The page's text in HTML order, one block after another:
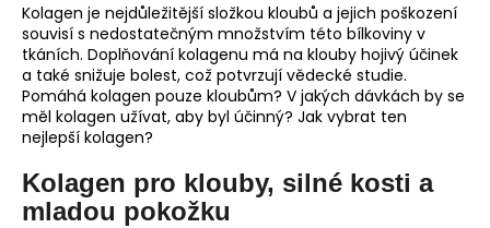
Kolagen je nejdůležitější složkou kloubů a jejich poškození
souvisí s nedostatečným množstvím této bílkoviny v
tkáních. Doplňování kolagenu má na klouby hojivý účinek
a také snižuje bolest, což potvrzují vědecké studie.
Pomáhá kolagen pouze kloubům? V jakých dávkách by se
měl kolagen užívat, aby byl účinný? Jak vybrat ten
nejlepší kolagen?
Kolagen pro klouby, silné kosti a
mladou pokožku
a
j
í
t
?